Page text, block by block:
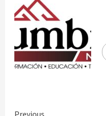
Previous